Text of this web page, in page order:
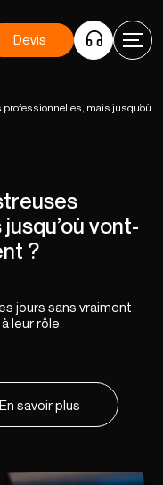
Devis
mais jusqu’où
vont-
?
jours sans vraiment
leur rôle.
En savoir plus